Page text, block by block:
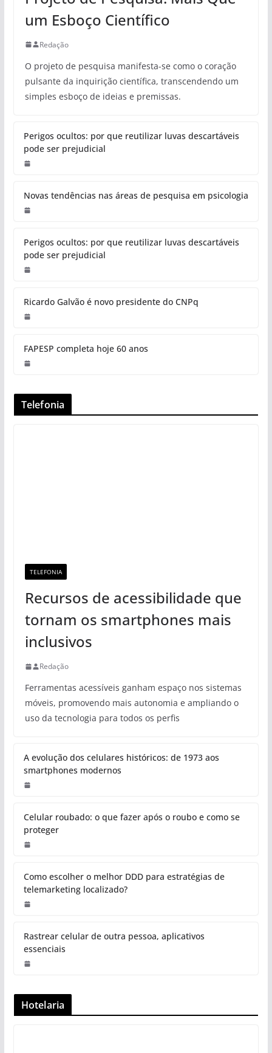
um Esboço Científico
Redação
O projeto de pesquisa manifesta-se como o coração
pulsante da inquirição científica, transcendendo um
simples esboço de ideias e premissas.
Perigos ocultos: por que reutilizar luvas descartáveis
pode ser prejudicial
Novas tendências nas áreas de pesquisa em psicologia
Perigos ocultos: por que reutilizar luvas descartáveis
pode ser prejudicial
Ricardo Galvão é novo presidente do CNPq
FAPESP completa hoje 60 anos
Telefonia
TELEFONIA
Recursos de acessibilidade que
tornam os smartphones mais
inclusivos
Redação
Ferramentas acessíveis ganham espaço nos sistemas
móveis, promovendo mais autonomia e ampliando o
uso da tecnologia para todos os perfis
A evolução dos celulares históricos: de 1973 aos
smartphones modernos
Celular roubado: o que fazer após o roubo e como se
proteger
Como escolher o melhor DDD para estratégias de
telemarketing localizado?
Rastrear celular de outra pessoa, aplicativos
essenciais
Hotelaria